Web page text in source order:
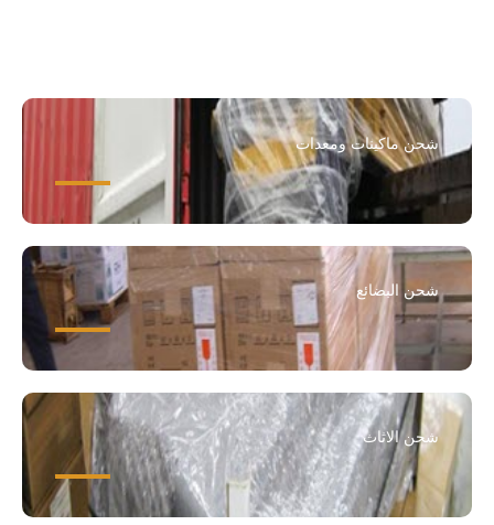
شحن ماكينات ومعدات
شحن البضائع
شحن الاثاث